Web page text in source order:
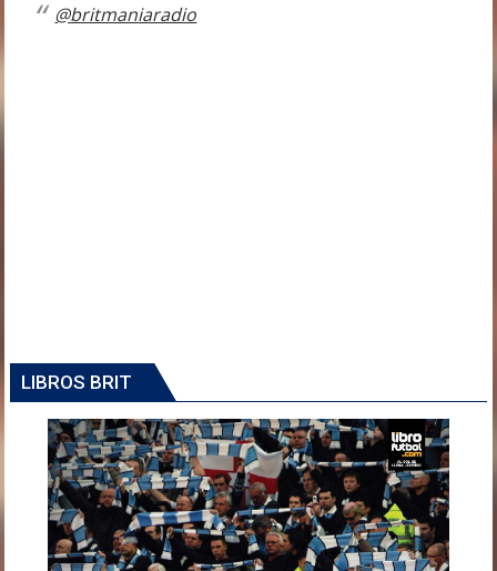
@britmaniaradio
LIBROS BRIT